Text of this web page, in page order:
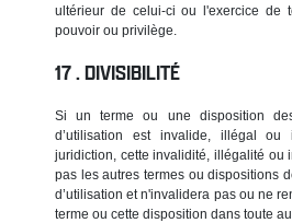
ultérieur de celui-ci ou l'exercice de
pouvoir ou privilège.
DIVISIBILITÉ
Si un terme ou une disposition
d’utilisation est invalide, illégal ou
juridiction, cette invalidité, illégalité ou
pas les autres termes ou dispositions
d’utilisation et n'invalidera pas ou ne
terme ou cette disposition dans toute